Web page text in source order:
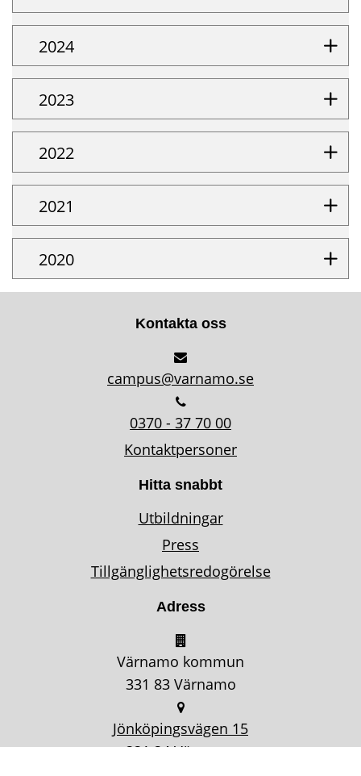
2024
2023
2022
2021
2020
Kontakta oss
campus@varnamo.se
0370 - 37 70 00
Kontaktpersoner
Hitta snabbt
Utbildningar
Press
Tillgänglighetsredogörelse
Adress
Värnamo kommun
331 83 Värnamo
Jönköpingsvägen 15
331 34 Värnamo